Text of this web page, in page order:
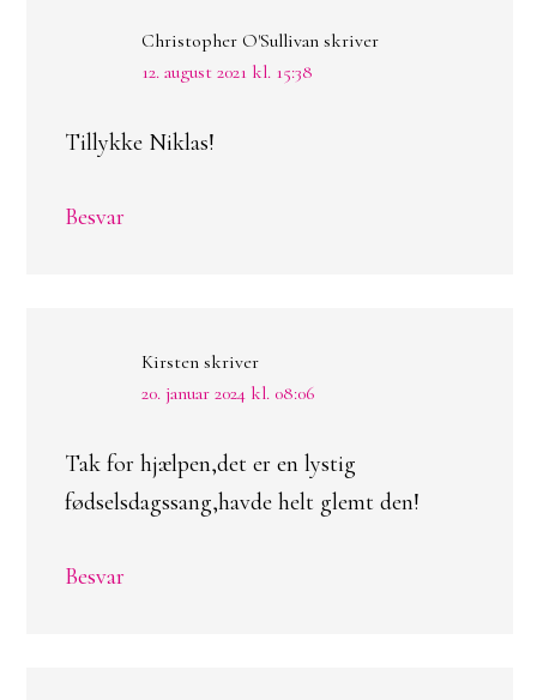
Christopher O'Sullivan skriver
12. august 2021 kl. 15:38
Tillykke Niklas!
Besvar
Kirsten skriver
20. januar 2024 kl. 08:06
Tak for hjælpen,det er en lystig
fødselsdagssang,havde helt glemt den!
Besvar